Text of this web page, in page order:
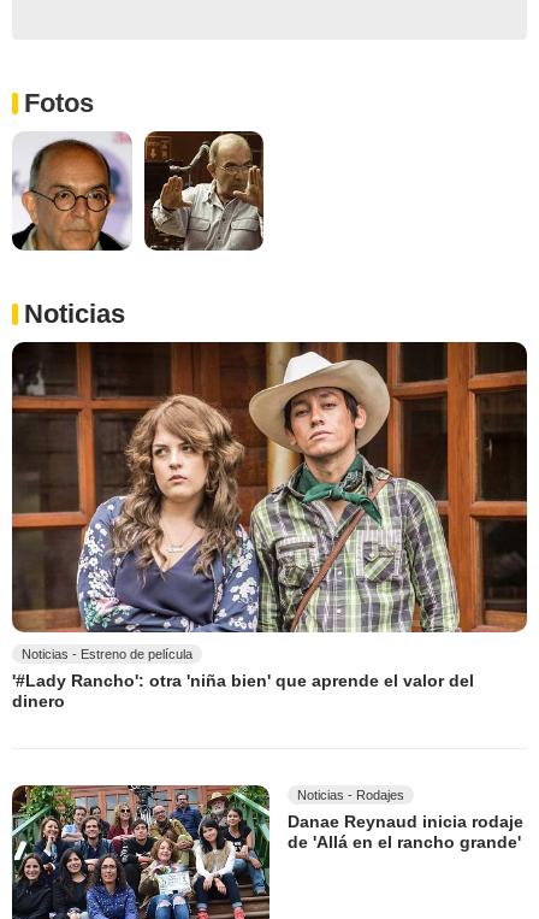
Fotos
Noticias
Noticias - Estreno de película
'#Lady Rancho': otra 'niña bien' que aprende el valor del
dinero
Noticias - Rodajes
Danae Reynaud inicia rodaje
de 'Allá en el rancho grande'